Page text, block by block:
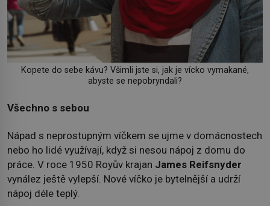
Kopete do sebe kávu? Všimli jste si, jak je vícko vymakané,
abyste se nepobryndali?
Všechno s sebou
Nápad s neprostupným víčkem se ujme v domácnostech
nebo ho lidé využívají, když si nesou nápoj z domu do
práce. V roce 1950 Royův krajan James Reifsnyder
vynález ještě vylepší. Nové víčko je bytelnější a udrží
nápoj déle teplý.